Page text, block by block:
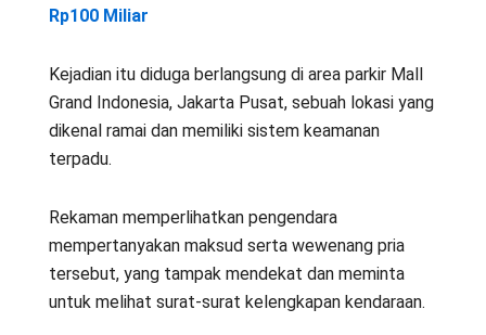
Rp100 Miliar
Kejadian itu diduga berlangsung di area parkir Mall
Grand Indonesia, Jakarta Pusat, sebuah lokasi yang
dikenal ramai dan memiliki sistem keamanan
terpadu.
Rekaman memperlihatkan pengendara
mempertanyakan maksud serta wewenang pria
tersebut, yang tampak mendekat dan meminta
untuk melihat surat-surat kelengkapan kendaraan.